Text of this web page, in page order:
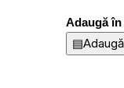
Adaugă
▤